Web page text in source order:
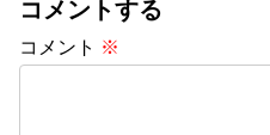
コメントする
コメント ※